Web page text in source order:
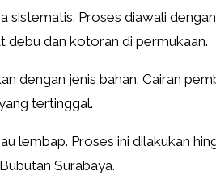
Proses diawali
debu dan kotoran di permukaan.
dengan jenis bahan. Cairan
tertinggal.
lembap. Proses ini dilakukan
Surabaya.